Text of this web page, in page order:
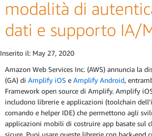
modalità di
dati e supporto IA/
Inserito il: May 27, 2020
Amazon Web Services Inc. (AWS) annuncia la
(GA) di Amplify iOS e Amplify Android,
Framework open source di Amplify. Amplify
includono librerie e applicazioni (toolchain
comando e helper IDE) che permettono agli
applicazioni mobili di costruire app basate sul